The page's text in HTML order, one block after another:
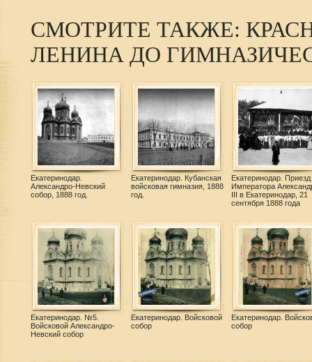
СМОТРИТЕ ТАКЖЕ:
ЛЕНИНА ДО
Екатеринодар.
Александро-Невский
собор, 1888 год.
Екатеринодар. Кубанская
войсковая гимназия, 1888
год.
Екатеринодар. Приезд
Императора
III в Екатеринодар, 21
сентября 1888 года
Екатеринодар. №5.
Войсковой Александро-
Невский собор
Екатеринодар. Войсковой
собор
Екатеринодар.
собор